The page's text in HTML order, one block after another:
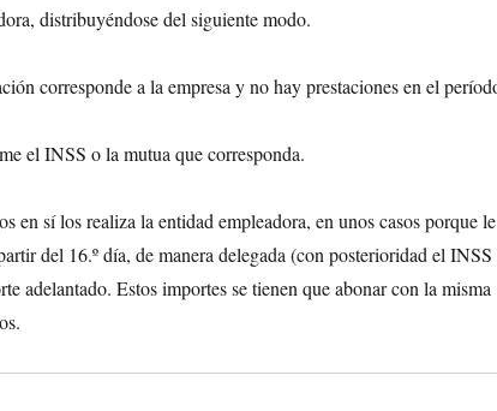
distribuyéndose del siguiente modo.
corresponde a la empresa y no hay prestaciones en el
el INSS o la mutua que corresponda.
en sí los realiza la entidad empleadora, en unos casos porque le
del 16.º día, de manera delegada (con posterioridad el INSS
adelantado. Estos importes se tienen que abonar con la misma